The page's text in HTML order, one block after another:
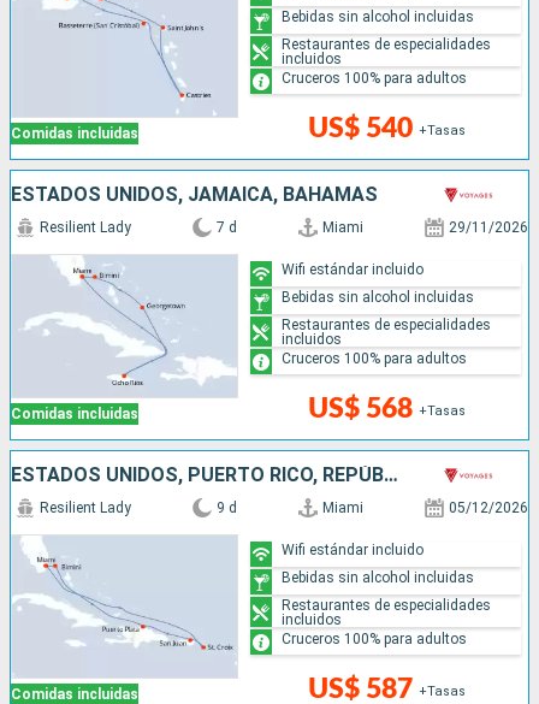
Comidas incluidas US$ 540 +Tasas
Bebidas sin alcohol incluidas
Restaurantes de especialidades
incluidos
Cruceros 100% para adultos
ESTADOS UNIDOS, JAMAICA, BAHAMAS
Comidas incluidas
Resilient Lady 7 d Miami 29/11/2026
US$ 568 +Tasas
Wifi estándar incluido
Bebidas sin alcohol incluidas
Restaurantes de especialidades
incluidos
Cruceros 100% para adultos
ESTADOS UNIDOS, PUERTO RICO, REPÚBLICA DOMINICANA, BAHAMAS
Comidas incluidas
Resilient Lady 9 d Miami 05/12/2026
US$ 587 +Tasas
Wifi estándar incluido
Bebidas sin alcohol incluidas
Restaurantes de especialidades
incluidos
Cruceros 100% para adultos